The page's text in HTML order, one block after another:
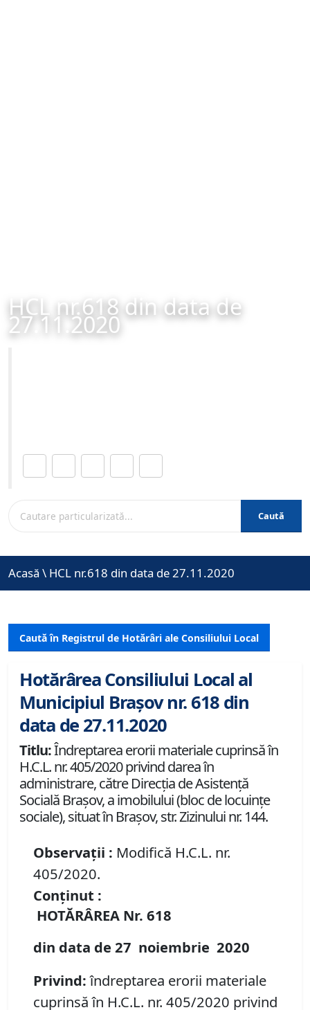
HCL nr.618 din data de
27.11.2020
Caută
Acasă \ HCL nr.618 din data de 27.11.2020
Caută în Registrul de Hotărâri ale Consiliului Local
Hotărârea Consiliului Local al
Municipiul Brașov nr. 618 din
data de 27.11.2020
Titlu:Îndreptarea erorii materiale cuprinsă în
H.C.L. nr. 405/2020 privind darea în
administrare, către Direcția de Asistenţă
Socială Brașov, a imobilului (bloc de locuinţe
sociale), situat în Brașov, str. Zizinului nr. 144.
Observații : Modifică H.C.L. nr.
405/2020.
Conținut :
HOTĂRÂREA Nr. 618
din data de 27 noiembrie 2020
Privind:îndreptarea erorii materiale
cuprinsă în H.C.L. nr. 405/2020 privind